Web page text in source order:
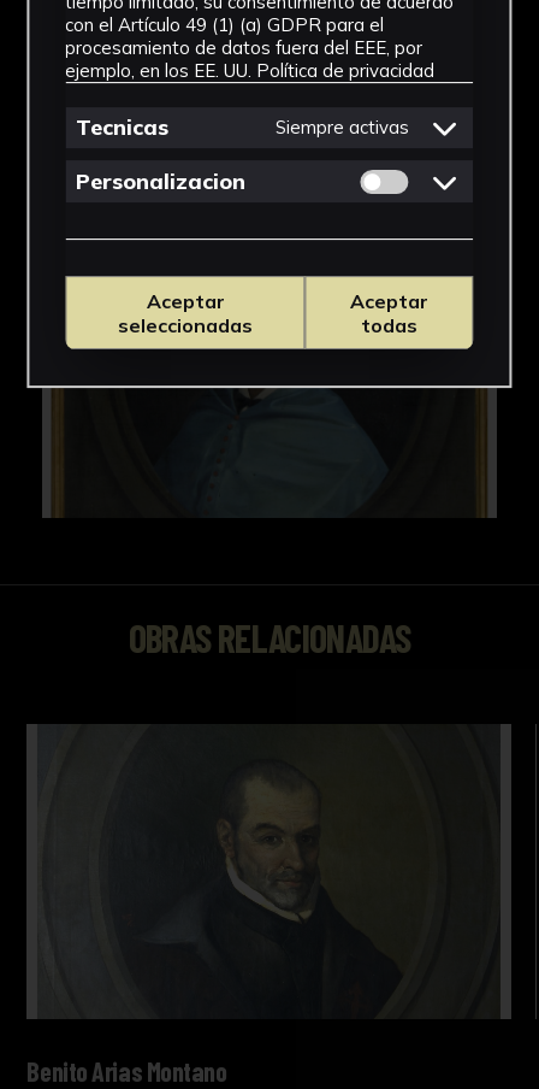
OBRAS RELACIONADAS
Benito Arias Montano
con el Artículo 49 (1) (a) GDPR para el
procesamiento de datos fuera del EEE, por
ejemplo, en los EE. UU. Política de privacidad
Tecnicas Siempre activas
Personalizacion Permitir cookies
Aceptar
seleccionadas
Aceptar
todas